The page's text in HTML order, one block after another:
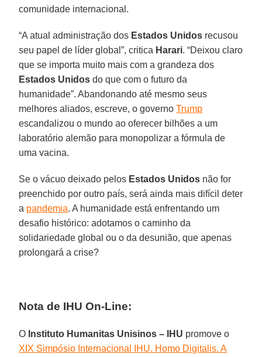
comunidade internacional.
“A atual administração dos Estados Unidos recusou
seu papel de líder global”, critica Harari. “Deixou claro
que se importa muito mais com a grandeza dos
Estados Unidos do que com o futuro da
humanidade”. Abandonando até mesmo seus
melhores aliados, escreve, o governoTrump
escandalizou o mundo ao oferecer bilhões a um
laboratório alemão para monopolizar a fórmula de
uma vacina.
Se o vácuo deixado pelos Estados Unidos não for
preenchido por outro país, será ainda mais difícil deter
a pandemia. A humanidade está enfrentando um
desafio histórico: adotamos o caminho da
solidariedade global ou o da desunião, que apenas
prolongará a crise?
Nota de IHU On-Line:
O Instituto Humanitas Unisinos – IHU promove o
XIX Simpósio Internacional IHU. Homo Digitalis. A